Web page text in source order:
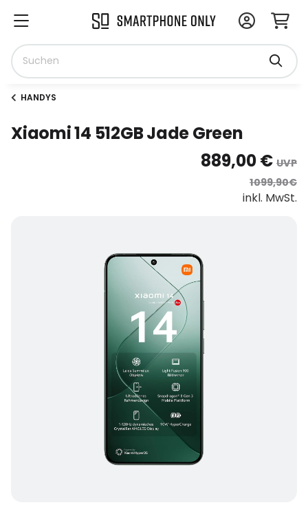
HANDYS
Xiaomi 14 512GB Jade Green
889,00 € UVP
1099,90€
inkl. MwSt.